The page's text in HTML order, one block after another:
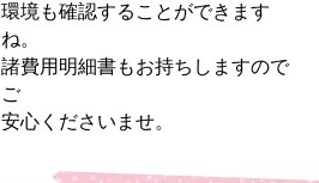
環境も確認することができます
ね。
諸費用明細書もお持ちしますので
ご
安心くださいませ。